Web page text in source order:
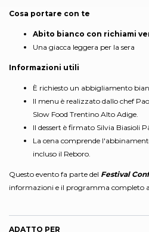
Cosa portare con te
Abito bianco con richiami
Una giacca leggera per la sera
Informazioni utili
È richiesto un abbigliamento
Il menu è realizzato dallo chef
Slow Food Trentino Alto Adige.
Il dessert è firmato Silvia Biasioli
La cena comprende
incluso il Reboro.
Questo evento fa parte del Festival
informazioni e il programma completo
ADATTO PER